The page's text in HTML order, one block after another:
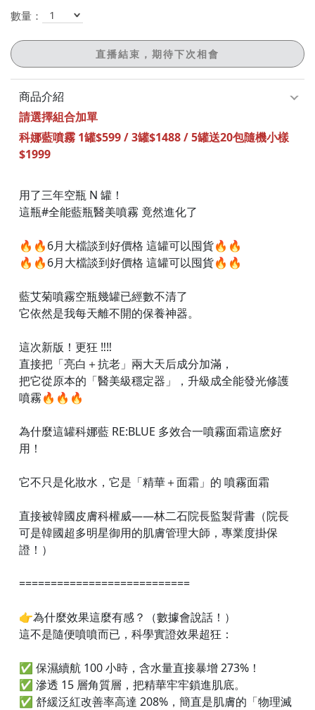
數量：
商品介紹
請選擇組合加單
科娜藍噴霧 1罐$599 / 3罐$1488 / 5罐送20包隨機小樣
$1999
用了三年空瓶 N 罐！
這瓶#全能藍瓶醫美噴霧 竟然進化了
🔥🔥6月大檔談到好價格 這罐可以囤貨🔥🔥
🔥🔥6月大檔談到好價格 這罐可以囤貨🔥🔥
藍艾菊噴霧空瓶幾罐已經數不清了
它依然是我每天離不開的保養神器。
這次新版！更狂 ‼️‼️
直接把「亮白＋抗老」兩大天后成分加滿，
把它從原本的「醫美級穩定器」，升級成全能發光修護
噴霧🔥🔥🔥
為什麼這罐科娜藍 RE:BLUE 多效合一噴霧面霜這麽好
用！
它不只是化妝水，它是「精華＋面霜」的 噴霧面霜
直接被韓國皮膚科權威——林二石院長監製背書（院長
可是韓國超多明星御用的肌膚管理大師，專業度掛保
證！）
===========================
👉為什麼效果這麼有感？（數據會說話！）
這不是隨便噴噴而已，科學實證效果超狂：
✅ 保濕續航 100 小時，含水量直接暴增 273%！
✅ 滲透 15 層角質層，把精華牢牢鎖進肌底。
✅ 舒緩泛紅改善率高達 208%，簡直是肌膚的「物理滅